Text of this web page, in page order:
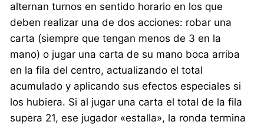
alternan turnos en sentido horario en los que
deben realizar una de dos acciones: robar una
carta (siempre que tengan menos de 3 en la
mano) o jugar una carta de su mano boca arriba
en la fila del centro, actualizando el total
acumulado y aplicando sus efectos especiales si
los hubiera. Si al jugar una carta el total de la fila
supera 21, ese jugador «estalla», la ronda termina